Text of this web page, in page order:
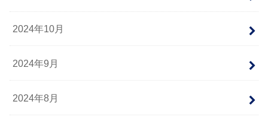
2024年10月
2024年9月
2024年8月